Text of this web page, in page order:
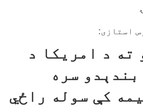
استازی:
ته د امریکا د
سره
کې سوله راځي